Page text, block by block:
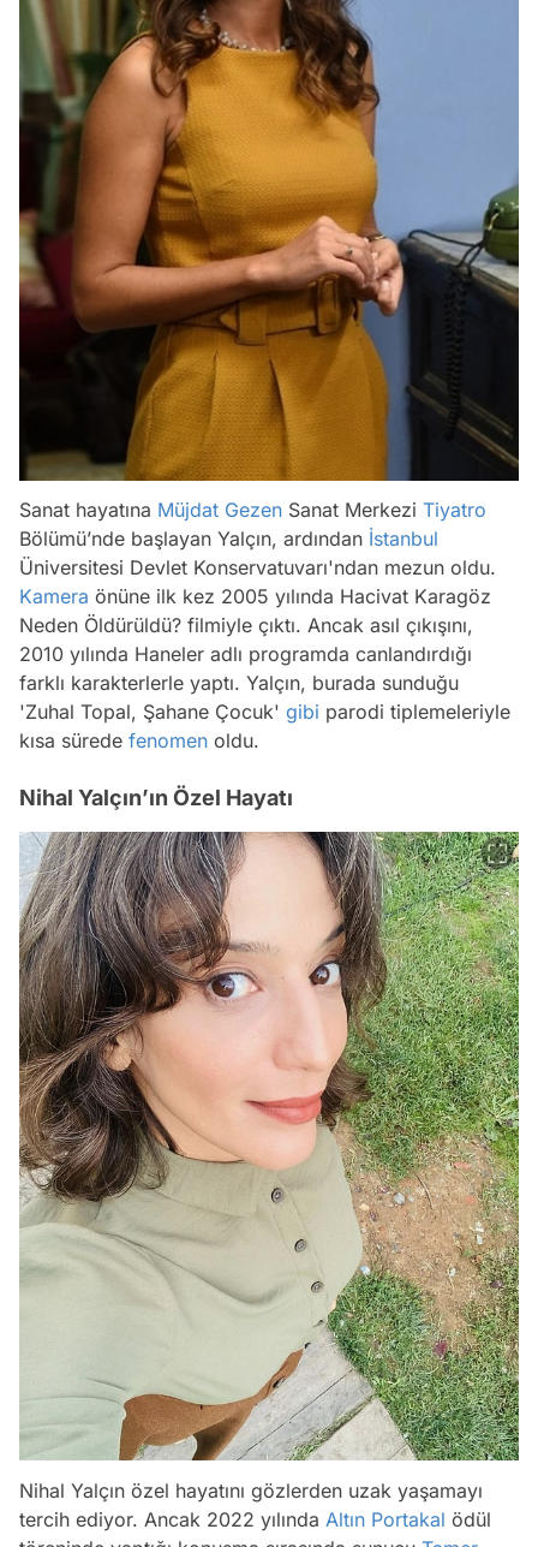
Sanat hayatına Müjdat Gezen Sanat Merkezi Tiyatro
Bölümü’nde başlayan Yalçın, ardından İstanbul
Üniversitesi Devlet Konservatuvarı'ndan mezun oldu.
Kamera önüne ilk kez 2005 yılında Hacivat Karagöz
Neden Öldürüldü? filmiyle çıktı. Ancak asıl çıkışını,
2010 yılında Haneler adlı programda canlandırdığı
farklı karakterlerle yaptı. Yalçın, burada sunduğu
'Zuhal Topal, Şahane Çocuk' gibi parodi tiplemeleriyle
kısa sürede fenomen oldu.
Nihal Yalçın’ın Özel Hayatı
Nihal Yalçın özel hayatını gözlerden uzak yaşamayı
tercih ediyor. Ancak 2022 yılında Altın Portakal ödül